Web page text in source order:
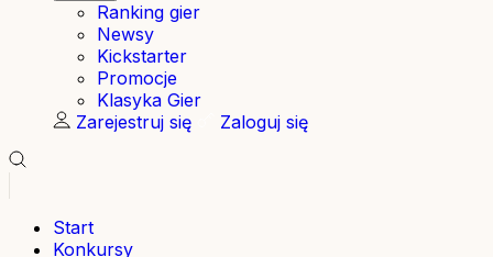
Ranking gier
Newsy
Kickstarter
Promocje
Klasyka Gier
Zarejestruj się
Zaloguj się
Start
Konkursy